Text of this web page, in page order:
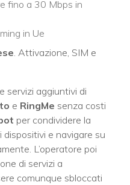
fino a 30 Mbps in
in Ue
. Attivazione, SIM e
servizi aggiuntivi di
e RingMe senza costi
per condividere la
e navigare su
L’operatore poi
di servizi a
comunque sbloccati